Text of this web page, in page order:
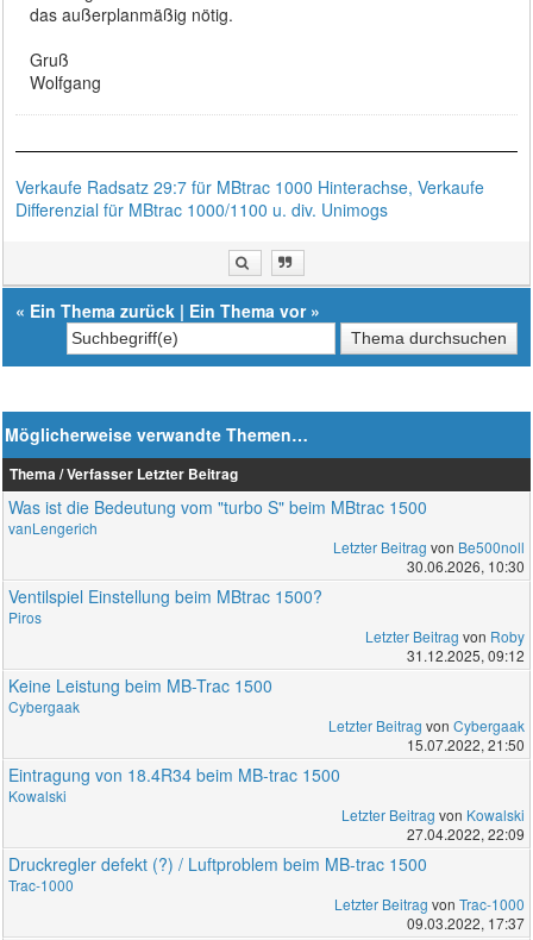
das außerplanmäßig nötig.
Gruß
Wolfgang
Verkaufe Radsatz 29:7 für MBtrac 1000 Hinterachse, Verkaufe
Differenzial für MBtrac 1000/1100 u. div. Unimogs
« Ein Thema zurück | Ein Thema vor»
Möglicherweise verwandte Themen…
Thema / Verfasser Letzter Beitrag
Was ist die Bedeutung vom "turbo S" beim MBtrac 1500
vanLengerich
Letzter Beitrag von Be500noll
30.06.2026, 10:30
Ventilspiel Einstellung beim MBtrac 1500?
Piros
Letzter Beitrag von Roby
31.12.2025, 09:12
Keine Leistung beim MB-Trac 1500
Cybergaak
Letzter Beitrag von Cybergaak
15.07.2022, 21:50
Eintragung von 18.4R34 beim MB-trac 1500
Kowalski
Letzter Beitrag von Kowalski
27.04.2022, 22:09
Druckregler defekt (?) / Luftproblem beim MB-trac 1500
Trac-1000
Letzter Beitrag von Trac-1000
09.03.2022, 17:37